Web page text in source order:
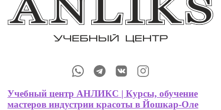
обучение мастеров индустрии красоты
в Йошкар-Оле
Учебный центр АНЛИКС | Курсы, обучение
мастеров индустрии красоты в Йошкар-Оле